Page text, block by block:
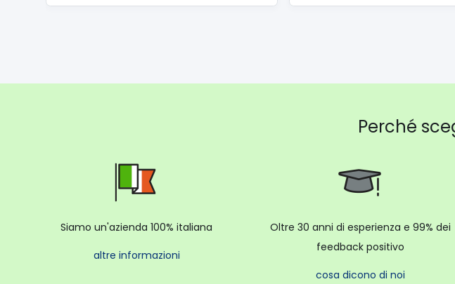
Perché
Siamo un'azienda 100% italiana
altre informazioni
Oltre 30 anni di esperienza e 99% dei
feedback positivo
cosa dicono di noi